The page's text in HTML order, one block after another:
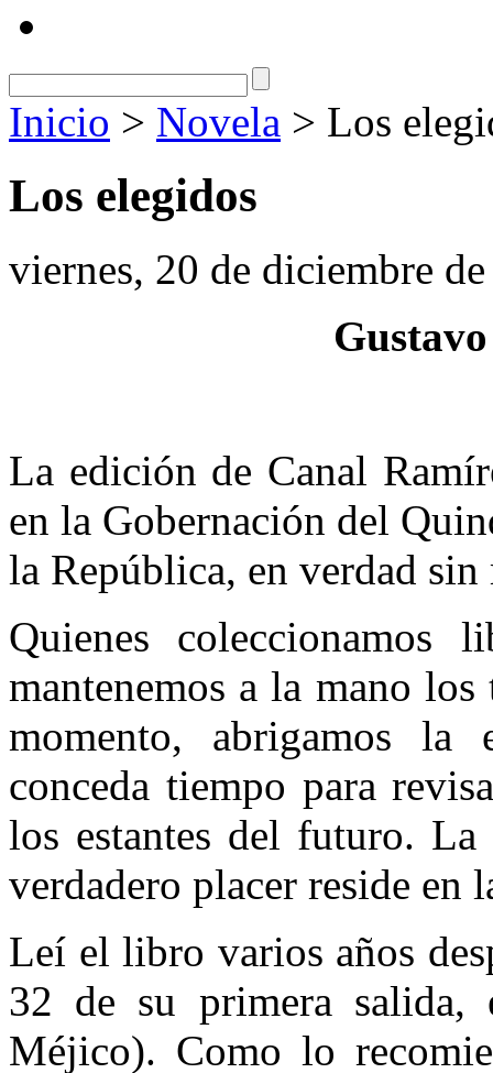
Inicio > Novela > Los
Los elegidos
viernes, 20 de diciembre
La edición de Canal
en la Gobernación del
la República, en verdad
Quienes
mantenemos a la mano los
momento, abrigamos
conceda tiempo para
los estantes del futuro.
verdadero placer reside en
Leí el libro varios años
32 de su primera salida,
Méjico). Como lo